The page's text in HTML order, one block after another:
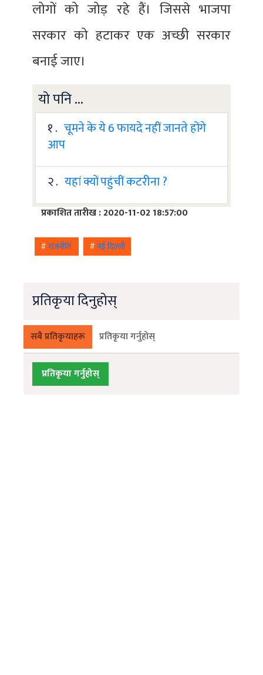
लोगों को जोड़ रहे हैं। जिससे भाजपा
सरकार को हटाकर एक अच्छी सरकार
बनाई जाए।
यो पनि ...
१ . चूमने के ये 6 फायदे नहीं जानते होंगे
आप
२ . यहां क्यों पहुंचीं कटरीना ?
प्रकाशित तारीख : 2020-11-02 18:57:00
#राजनीति #नई दिल्ली
प्रतिकृया दिनुहोस्
सबै प्रतिकृयाहरू प्रतिकृया गर्नुहोस्
प्रतिकृया गर्नुहोस्